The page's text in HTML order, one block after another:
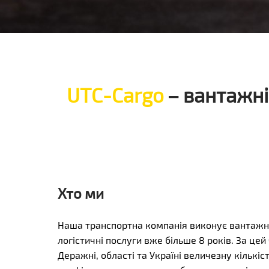
UTC-Cargo –
Хто ми
Наша транспортна компанія виконує
логістичні послуги вже більше 8 років. За
Деражні, області та Україні величезну